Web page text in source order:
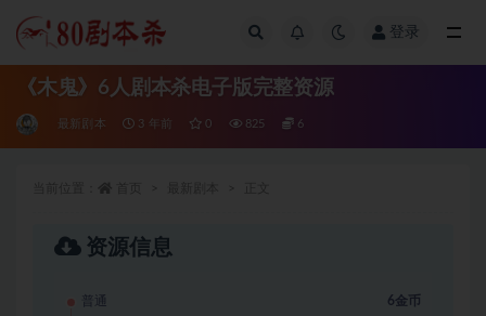
登录
《木鬼》6人剧本杀电子版完整资源
最新剧本 3 年前 0 825 6
资源信息
普通 6金币